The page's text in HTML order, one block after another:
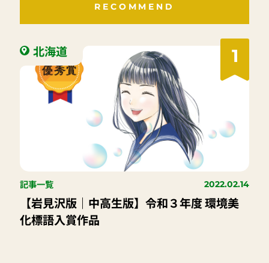
RECOMMEND
1
北海道
記事一覧 2022.02.14
【岩見沢版｜中高生版】令和３年度 環境美
化標語入賞作品